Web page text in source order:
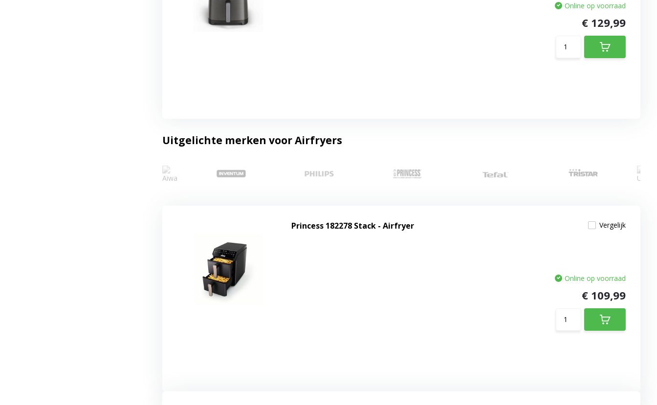
Online op voorraad
€ 129,99
Uitgelichte merken voor Airfryers
Princess 182278 Stack - Airfryer Vergelijk
Online op voorraad
€ 109,99